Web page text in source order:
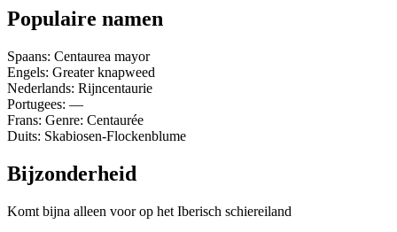
Populaire namen
Spaans: Centaurea mayor
Engels: Greater knapweed
Nederlands: Rijncentaurie
Portugees: —
Frans: Genre: Centaurée
Duits: Skabiosen-Flockenblume
Bijzonderheid
Komt bijna alleen voor op het Iberisch schiereiland